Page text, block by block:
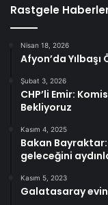
Rastgele
Nisan 18, 2026
Afyon’da
Şubat 3, 2026
CHP’li Emir:
Bekliyoruz
Kasım 4, 2025
Bakan Bayraktar:
geleceğini
Kasım 5, 2023
Galatasaray